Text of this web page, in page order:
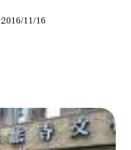
2016/11/16